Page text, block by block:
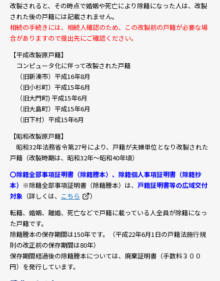
改製されると、その時点で婚姻や死亡により除籍になった人は、改製
された後の戸籍には記載されません。
相続の手続きには、相続人確認のため、この改製前の戸籍が必要な場
合がありますので提出先にご確認ください。
【平成改製原戸籍】
コンピュータ化に伴って改製された戸籍
（旧新湊市）平成16年8月
（旧小杉町）平成15年6月
（旧大門町) 平成15年6月
（旧大島町）平成15年6月
（旧下村）平成15年6月
【昭和改製原戸籍】
昭和32年法務省令第27号により、戸籍が夫婦単位となり改製された
戸籍（改製時期は、昭和32年～昭和40年頃）
〇除籍全部事項証明書（除籍謄本）、除籍個人事項証明書（除籍抄
本） ※除籍全部事項証明書（除籍謄本）は、 戸籍証明書等の広域交付
対象 （詳しくは、 こちら
）
転籍、婚姻、離婚、死亡などで戸籍に載っている人全員が除籍になっ
た戸籍です。
除籍謄本の保存期間は150年です。（平成22年6月1日の戸籍法施行規
則の改正前の保存期間は80年）
保存期間経過後の除籍謄本については、廃棄証明書（手数料３００
円）を発行しています。